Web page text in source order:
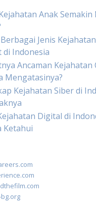
Anak
Jenis
Indonesia
Ancaman Kejahatan
Mengatasinya?
Kejahatan Siber di
Digital di
Ketahui